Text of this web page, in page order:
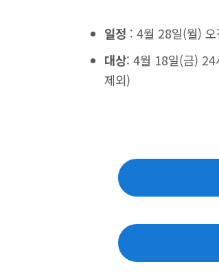
일정 : 4월 28일(월)
대상: 4월 18일(금) 24
제외)